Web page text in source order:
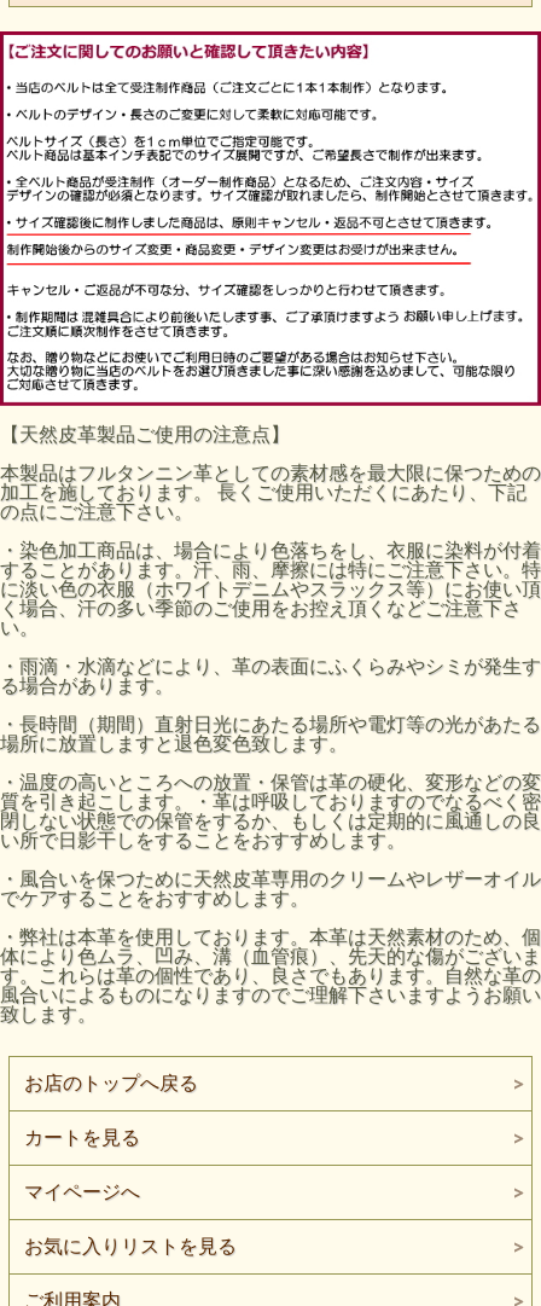
【天然皮革製品ご使用の注意点】
本製品はフルタンニン革としての素材感を最大限に保つための
加工を施しております。 長くご使用いただくにあたり、下記
の点にご注意下さい。
・染色加工商品は、場合により色落ちをし、衣服に染料が付着
することがあります。汗、雨、摩擦には特にご注意下さい。特
に淡い色の衣服（ホワイトデニムやスラックス等）にお使い頂
く場合、汗の多い季節のご使用をお控え頂くなどご注意下さ
い。
・雨滴・水滴などにより、革の表面にふくらみやシミが発生す
る場合があります。
・長時間（期間）直射日光にあたる場所や電灯等の光があたる
場所に放置しますと退色変色致します。
・温度の高いところへの放置・保管は革の硬化、変形などの変
質を引き起こします。・革は呼吸しておりますのでなるべく密
閉しない状態での保管をするか、もしくは定期的に風通しの良
い所で日影干しをすることをおすすめします。
・風合いを保つために天然皮革専用のクリームやレザーオイル
でケアすることをおすすめします。
・弊社は本革を使用しております。本革は天然素材のため、個
体により色ムラ、凹み、溝（血管痕）、先天的な傷がございま
す。これらは革の個性であり、良さでもあります。自然な革の
風合いによるものになりますのでご理解下さいますようお願い
致します。
お店のトップへ戻る
カートを見る
マイページへ
お気に入りリストを見る
ご利用案内